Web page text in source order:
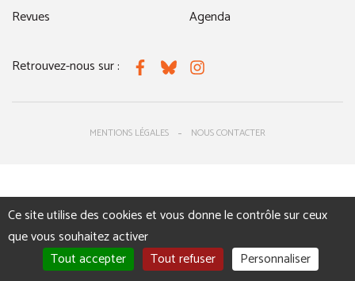
Revues
Agenda
Retrouvez-nous sur : FacebookBlueskyInstagram
MENTIONS LÉGALES NOUS CONTACTER
Ce site utilise des cookies et vous donne le contrôle sur ceux
que vous souhaitez activer
Tout accepter
Tout refuser Personnaliser